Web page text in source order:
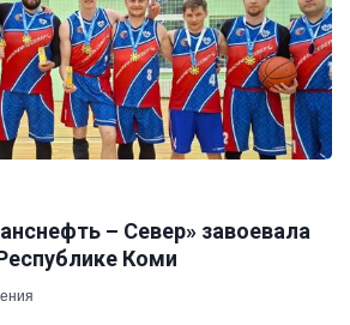
– Север» завоевала
Коми